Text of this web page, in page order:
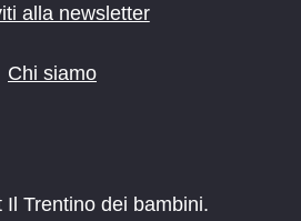
alla newsletter
Chi siamo
Trentino dei bambini.